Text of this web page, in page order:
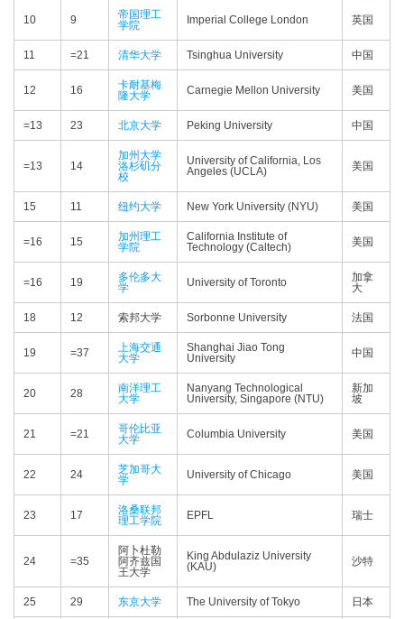
10 9
帝国理工
学院
Imperial College London 英国
11 =21 清华大学 Tsinghua University 中国
12 16
卡耐基梅
隆大学
Carnegie Mellon University 美国
=13 23 北京大学 Peking University 中国
=13 14
加州大学
洛杉矶分
校
University of California, Los
Angeles (UCLA)
美国
15 11 纽约大学 New York University (NYU) 美国
=16 15
加州理工
学院
California Institute of
Technology (Caltech)
美国
=16 19
多伦多大
学
University of Toronto
加拿
大
18 12 索邦大学 Sorbonne University 法国
19 =37
上海交通
大学
Shanghai Jiao Tong
University
中国
20 28
南洋理工
大学
Nanyang Technological
University, Singapore (NTU)
新加
坡
21 =21
哥伦比亚
大学
Columbia University 美国
22 24
芝加哥大
学
University of Chicago 美国
23 17
洛桑联邦
理工学院
EPFL 瑞士
24 =35
阿卜杜勒
阿齐兹国
王大学
King Abdulaziz University
(KAU)
沙特
25 29 东京大学 The University of Tokyo 日本